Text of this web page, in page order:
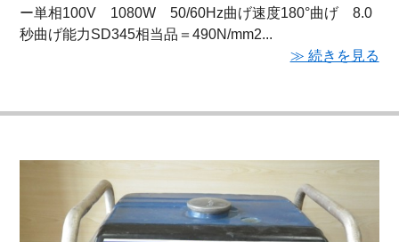
ー単相100V 1080W 50/60Hz曲げ速度180°曲げ 8.0
秒曲げ能力SD345相当品＝490N/mm2...
≫ 続きを見る